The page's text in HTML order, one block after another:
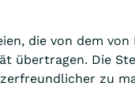
die von dem
übertragen. Die
zu